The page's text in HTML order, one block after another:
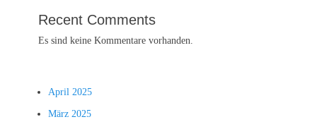
Recent Comments
Es sind keine Kommentare vorhanden.
April 2025
März 2025